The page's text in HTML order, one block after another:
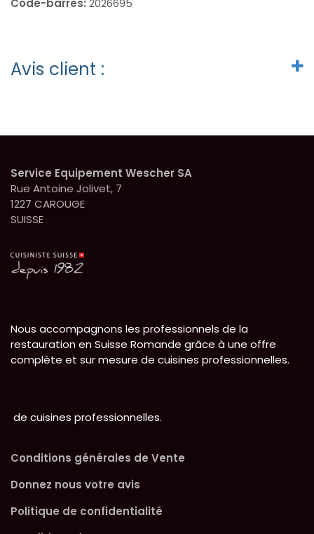
Avis client :
Service Equipement Wescher SA
Rue Antoine Jolivet, 7
1227 CAROUGE
SUISSE
Nous accompagnons les professionnels de la
restauration en Suisse Romande grâce à une offre
complète et sur mesure de cuisines professionnelles.
de cuisines professionnelles.
Conditions générales de Vente
Donnez nous votre avis
Politique de confidentialité